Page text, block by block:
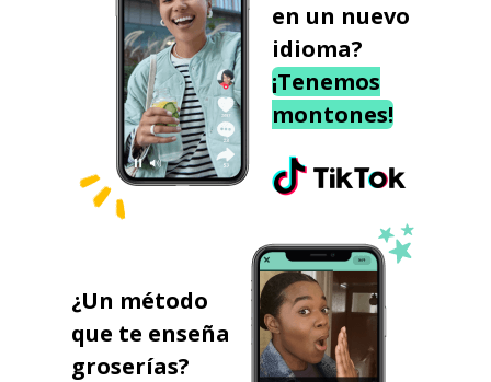
en un nuevo
idioma?
¡Tenemos
montones!
¿Un método
que te enseña
groserías?